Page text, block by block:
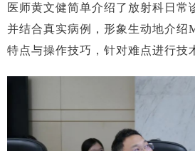
医师黄文健简单介绍了放射科日常
并结合真实病例，形象生动地介绍
特点与操作技巧，针对难点进行技